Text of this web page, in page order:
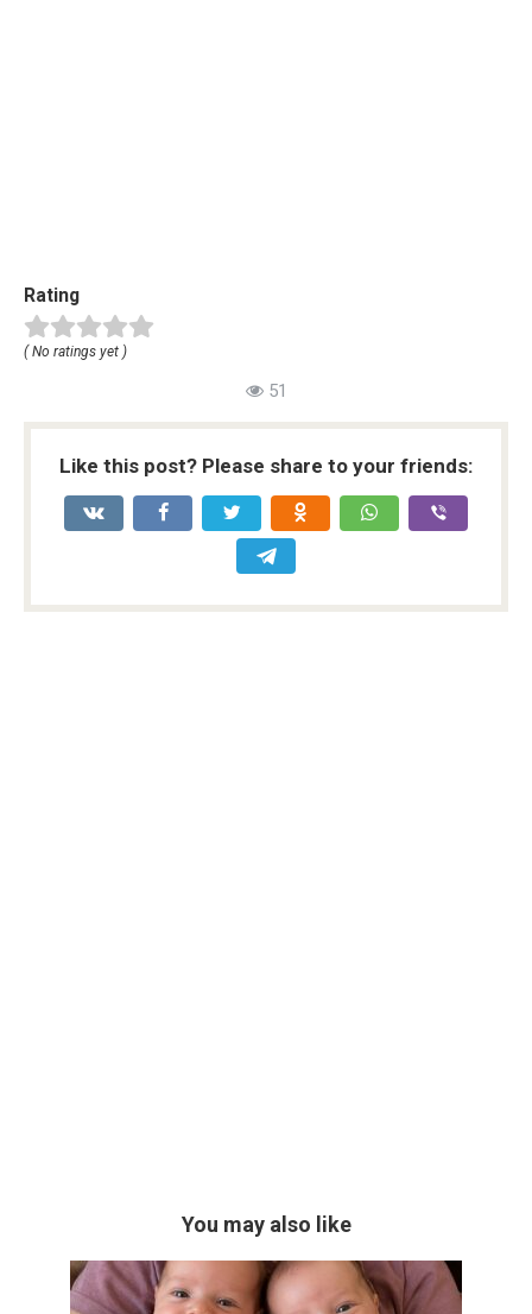
Rating
( No ratings yet )
51
Like this post? Please share to your friends:
You may also like